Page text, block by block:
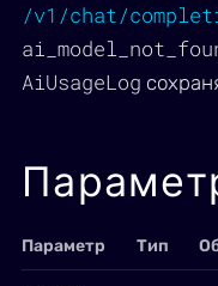
/v1/chat/
AiUsageLog
Параметр Тип